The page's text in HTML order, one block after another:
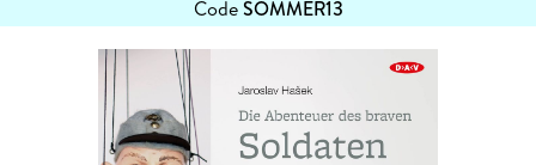
CodeSOMMER13
erfahren